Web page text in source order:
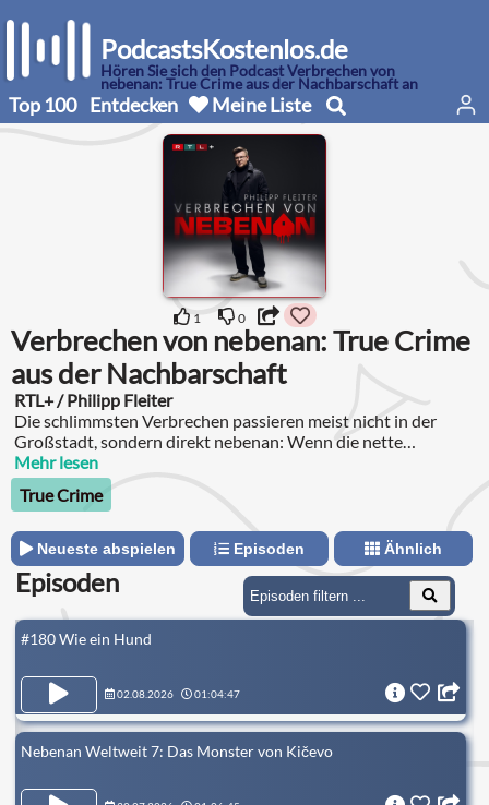
PodcastsKostenlos.de
Hören Sie sich den Podcast Verbrechen von
nebenan: True Crime aus der Nachbarschaft an
Top 100 Entdecken Meine Liste
1 0
Verbrechen von nebenan: True Crime
aus der Nachbarschaft
RTL+ / Philipp Fleiter
Die schlimmsten Verbrechen passieren meist nicht in der
Großstadt, sondern direkt nebenan: Wenn die nette
Nachbarin angeblich im Urlaub ist, in Wirklichkeit aber
einbetoniert unter dem Garagenboden liegt oder wenn ein
kleines Mädchen plötzlich spurlos vom elterlichen Bauernhof
Mehr lesen
True Crime
Neueste abspielen Episoden Ähnlich
Episoden
#180 Wie ein Hund
02.08.2026 01:04:47
Nebenan Weltweit 7: Das Monster von Kičevo